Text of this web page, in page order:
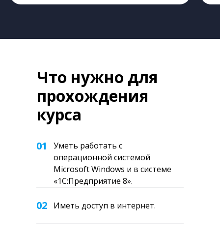
Что нужно для
прохождения
курса
Уметь работать с
операционной системой
Microsoft Windows и в системе
«1С:Предприятие 8».
01
Иметь доступ в интернет.
02